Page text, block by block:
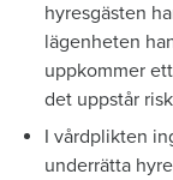
hyresgästen
lägenheten
uppkommer
det uppstår
I vårdplikten
underrätta